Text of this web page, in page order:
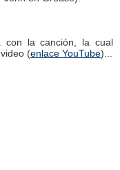
con la canción, la cual
(enlace YouTube)...